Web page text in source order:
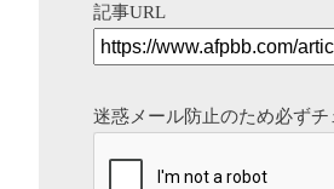
記事URL
迷惑メール防止のため必ず